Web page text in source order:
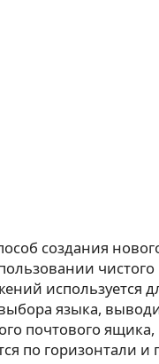
создания
используется
языка,
почтового
по горизонтали